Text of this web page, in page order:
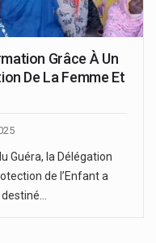
Grâce À Un
De La Femme Et
Guéra, la Délégation
de l’Enfant a